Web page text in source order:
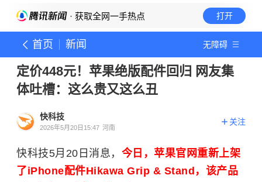
· 获取全网一手热点 打开
首页 新闻 无障碍
定价448元！苹果绝版配件回归 网友集
体吐槽：这么贵又这么丑
快科技
2026年5月20日15:47 河南
关注
快科技5月20日消息， 今日，苹果官网重新上架
了iPhone配件Hikawa Grip & Stand，该产品